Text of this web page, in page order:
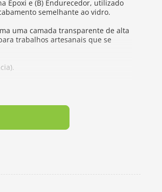
Epoxi e (B) Endurecedor, utilizado
semelhante ao vidro.
uma camada transparente de alta
trabalhos artesanais que se
mdf, gesso, papel cartão, telas,
decoupage etc. Não indicado para